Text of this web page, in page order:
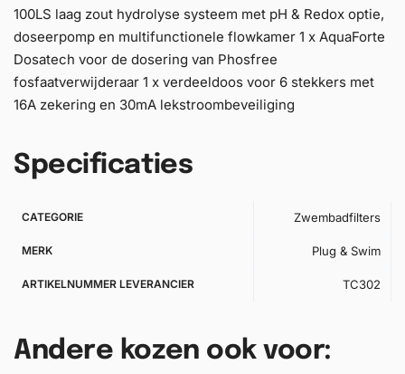
100LS laag zout hydrolyse systeem met pH & Redox optie,
doseerpomp en multifunctionele flowkamer 1 x AquaForte
Dosatech voor de dosering van Phosfree
fosfaatverwijderaar 1 x verdeeldoos voor 6 stekkers met
16A zekering en 30mA lekstroombeveiliging
Specificaties
CATEGORIE Zwembadfilters
MERK Plug & Swim
ARTIKELNUMMER LEVERANCIER TC302
Andere kozen ook voor: